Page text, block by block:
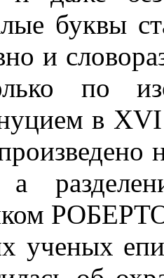
буквы
и
по
в XVI
ученых